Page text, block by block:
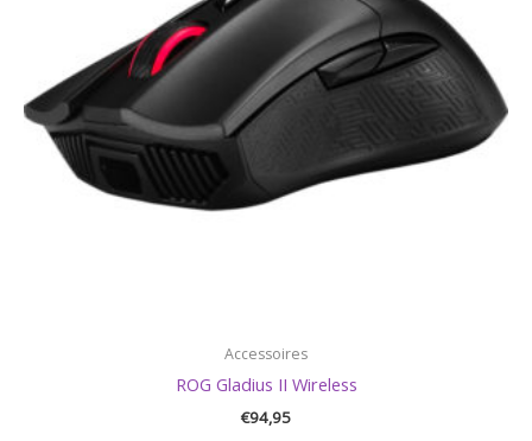
Accessoires
ROG Gladius II Wireless
€94,95